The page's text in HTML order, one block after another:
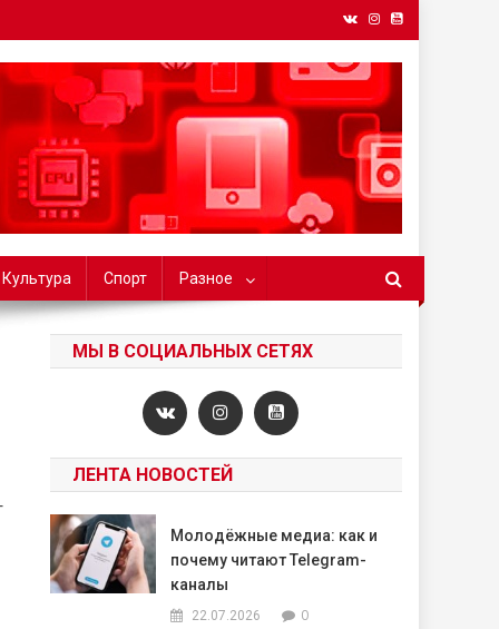
Культура Спорт Разное
МЫ В СОЦИАЛЬНЫХ СЕТЯХ
ЛЕНТА НОВОСТЕЙ
Молодёжные медиа: как и
почему читают Telegram-
каналы
22.07.2026 0